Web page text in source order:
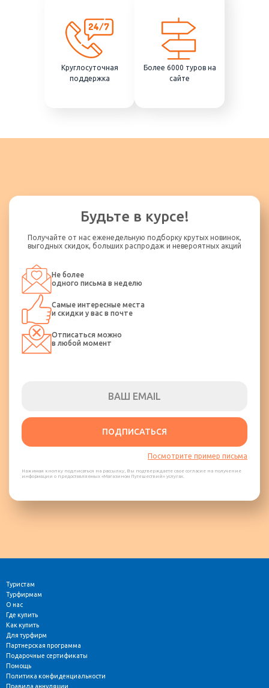
Круглосуточная
поддержка
Более 6000 туров на
сайте
Будьте в курсе!
Получайте от нас еженедельную подборку крутых новинок,
выгодных скидок, больших распродаж и невероятных акций
Не более
одного письма в неделю
Самые интересные места
и скидки у вас в почте
Отписаться можно
в любой момент
ПОДПИСАТЬСЯ
Посмотрите пример письма
Нажимая кнопку подписаться на рассылку, Вы подтверждаете свое согласие на получение
информации о предоставляемых «Магазином Путешествий» услугах.
Туристам
Турфирмам
О нас
Где купить
Как купить
Для турфирм
Партнерская программа
Подарочные сертификаты
Помощь
Политика конфиденциальности
Правила аннуляции